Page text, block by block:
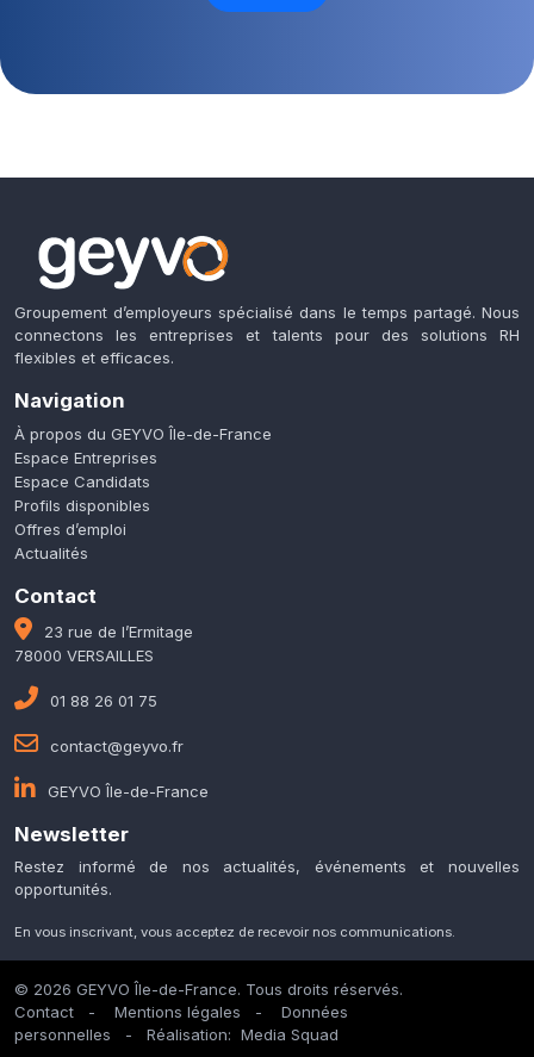
Groupement d’employeurs spécialisé dans le temps partagé. Nous
connectons les entreprises et talents pour des solutions RH
flexibles et efficaces.
Navigation
À propos du GEYVO Île-de-France
Espace Entreprises
Espace Candidats
Profils disponibles
Offres d’emploi
Actualités
Contact
23 rue de l’Ermitage
78000 VERSAILLES
01 88 26 01 75
contact@geyvo.fr
GEYVO Île-de-France
Newsletter
Restez informé de nos actualités, événements et nouvelles
opportunités.
En vous inscrivant, vous acceptez de recevoir nos communications.
© 2026 GEYVO Île-de-France. Tous droits réservés.
Contact - Mentions légales - Données
personnelles - Réalisation: Media Squad